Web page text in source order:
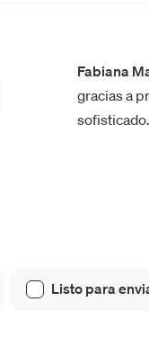
Fabiana
gracias a
Listo para